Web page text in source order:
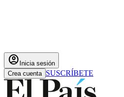
account_circle Inicia sesión
Crea cuenta SUSCRÍBETE